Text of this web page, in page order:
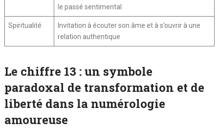
le passé sentimental
Spiritualité
Invitation à écouter son âme et à s’ouvrir à une
relation authentique
Le chiffre 13 : un symbole
paradoxal de transformation et de
liberté dans la numérologie
amoureuse